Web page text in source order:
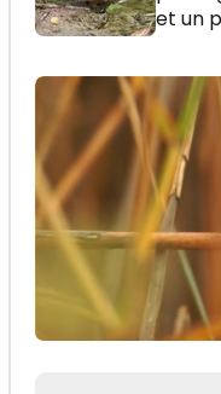
et un